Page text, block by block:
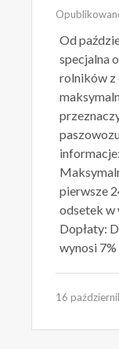
Od
specjalna
rolników z
pierwsze
odsetek w
Dopłaty:
wynosi
16